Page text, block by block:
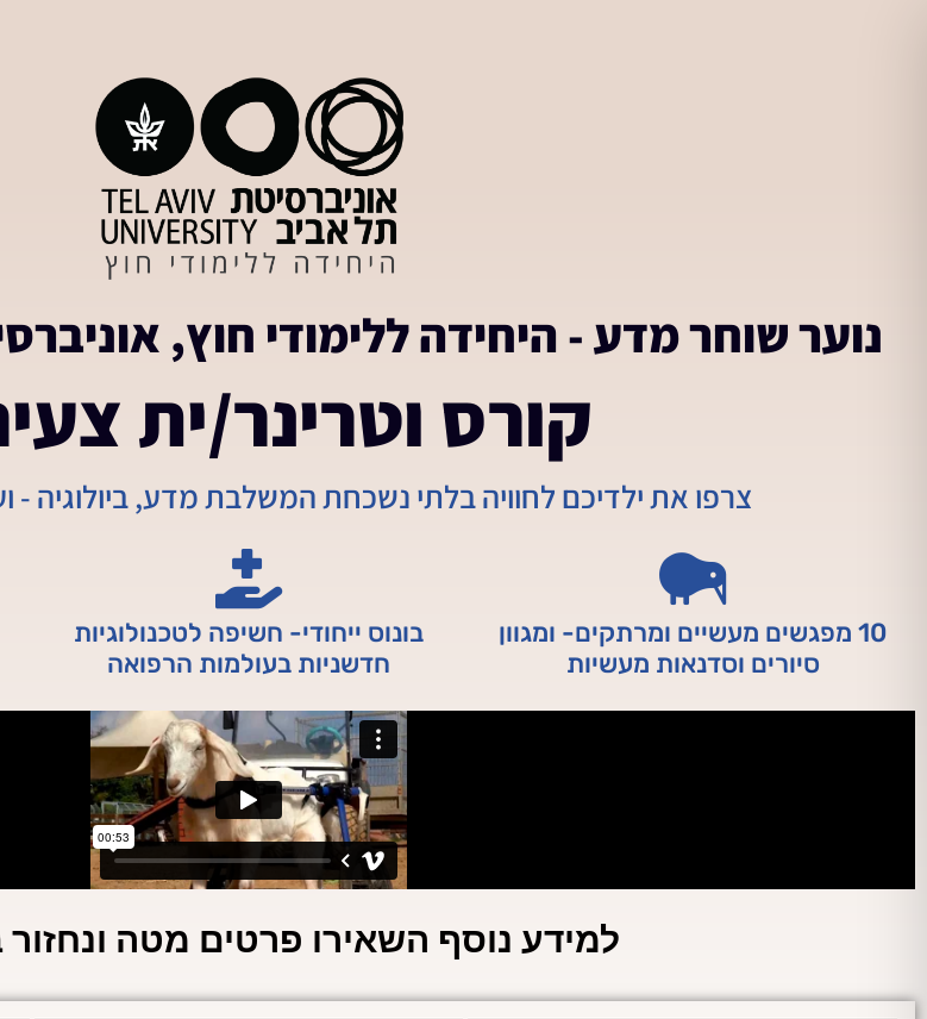
נוער שוחר מדע - היחידה ללימודי חוץ,
קורס וטרינר/ית
צרפו את ילדיכם לחוויה בלתי נשכחת המשלבת מדע, ביולוגיה -
10 מפגשים מעשיים ומרתקים- ומגוון
סיורים וסדנאות מעשיות
בונוס ייחודי- חשיפה לטכנולוגיות
חדשניות בעולמות הרפואה
למידע נוסף השאירו פרטים מטה